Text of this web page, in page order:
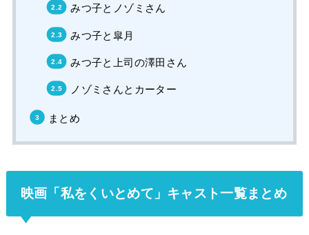
みつ子とノゾミさん
みつ子と皐月
みつ子と上司の澤田さん
ノゾミさんとカーター
まとめ
映画「私をくいとめて」キャスト一覧まとめ